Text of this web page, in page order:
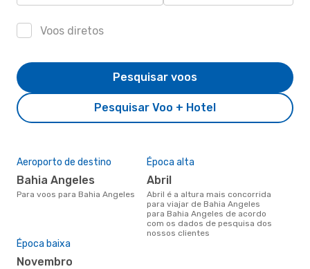
Voos diretos
Pesquisar Voo + Hotel
Pesquisar voos
Aeroporto de destino
Bahia Angeles
Para voos para Bahia Angeles
Época alta
abril
abril é a altura mais concorrida
para viajar de Bahia Angeles
para Bahia Angeles de acordo
com os dados de pesquisa dos
nossos clientes
Época baixa
novembro